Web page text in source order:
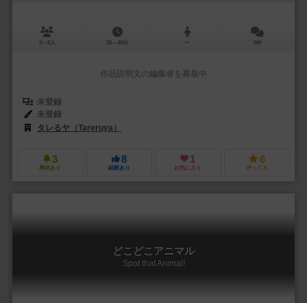
3～5人 20～40分 ー 0件
作品説明文の編集者を募集中
未登録
未登録
タレるヤ（Tareruya）
3
興味あり
8
経験あり
1
お気に入り
6
持ってる
どこどこアニマル
Spot that Animal!